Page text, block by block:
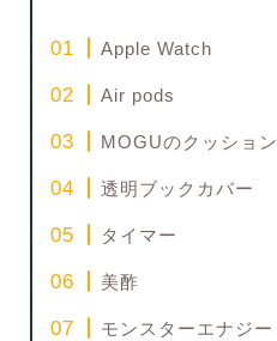
Apple Watch
Air pods
MOGUのクッション
透明ブックカバー
タイマー
美酢
モンスターエナジー